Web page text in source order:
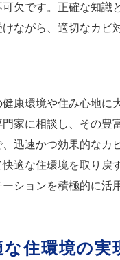
欠です。正確な知識
ながら、適切なカビ
康環境や住み心地に
門家に相談し、その豊
迅速かつ効果的なカ
適な住環境を取り戻
ションを積極的に活
住環境の実